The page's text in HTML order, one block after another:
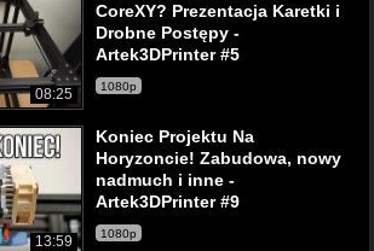
08:25
CoreXY? Prezentacja Karetki i
Drobne Postępy -
Artek3DPrinter #5
1080p
13:59
Koniec Projektu Na
Horyzoncie! Zabudowa, nowy
nadmuch i inne -
Artek3DPrinter #9
1080p